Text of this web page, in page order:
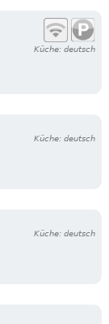
Küche: deutsch
Küche: deutsch
Küche: deutsch